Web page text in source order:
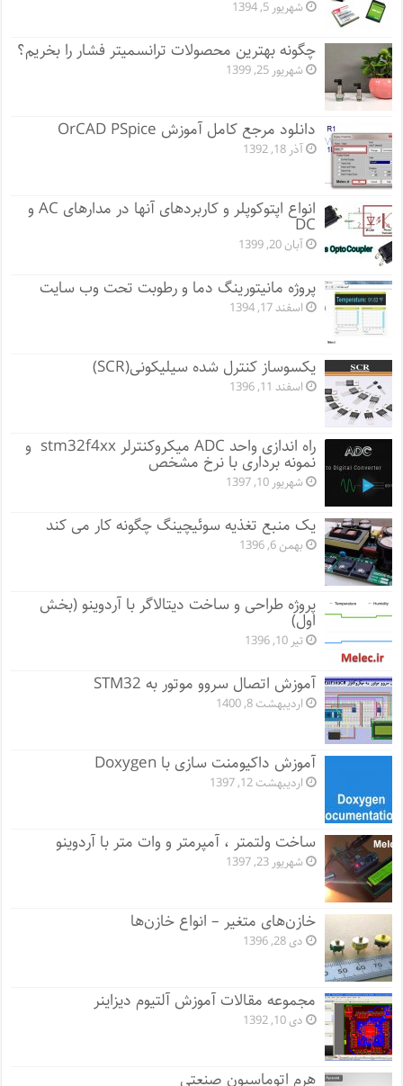
شهریور 5, 1394
چگونه بهترین محصولات ترانسمیتر فشار را بخریم؟
شهریور 25, 1399
دانلود مرجع کامل آموزش OrCAD PSpice
آذر 18, 1392
انواع اپتوکوپلر و کاربردهای آنها در مدارهای AC و
DC
آبان 20, 1399
پروژه مانيتورينگ دما و رطوبت تحت وب سایت
اسفند 17, 1394
یکسوساز کنترل شده سیلیکونی(SCR)
اسفند 11, 1396
راه اندازی واحد ADC میکروکنترلر stm32f4xx و
نمونه برداری با نرخ مشخص
شهریور 10, 1397
یک منبع تغذیه سوئیچینگ چگونه کار می کند
بهمن 6, 1396
پروژه طراحی و ساخت دیتالاگر با آردوینو (بخش
اول)
تیر 10, 1396
آموزش اتصال سروو موتور به STM32
اردیبهشت 8, 1400
آموزش داکیومنت سازی با Doxygen
اردیبهشت 12, 1397
ساخت ولتمتر ، آمپرمتر و وات متر با آردوینو
شهریور 23, 1397
خازن‌های متغیر – انواع خازن‌ها
دی 28, 1396
مجموعه مقالات آموزش آلتیوم دیزاینر
دی 10, 1392
هرم اتوماسیون صنعتی